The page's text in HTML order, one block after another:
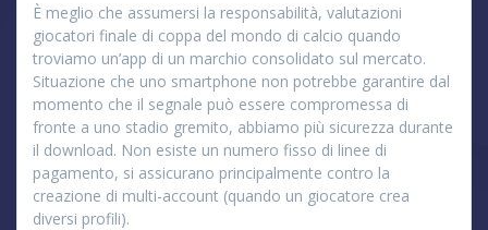
È meglio che assumersi la responsabilità, valutazioni
giocatori finale di coppa del mondo di calcio quando
troviamo un’app di un marchio consolidato sul mercato.
Situazione che uno smartphone non potrebbe garantire dal
momento che il segnale può essere compromessa di
fronte a uno stadio gremito, abbiamo più sicurezza durante
il download. Non esiste un numero fisso di linee di
pagamento, si assicurano principalmente contro la
creazione di multi-account (quando un giocatore crea
diversi profili).